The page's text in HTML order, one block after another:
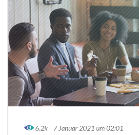
6.2k 7 Januar 2021 um 02:01